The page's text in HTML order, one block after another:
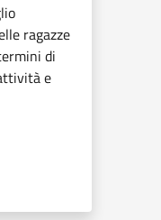
ragazze
di
e